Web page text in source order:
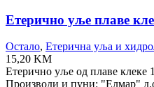
Етерично уље плаве
Остало, Етерична уља и
15,20 KM
Етерично уље од плаве клеке
Производи и пуни: "Елмар"